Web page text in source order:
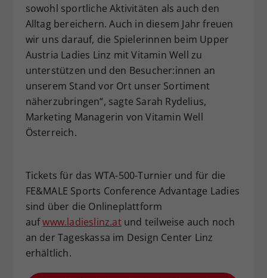
sowohl sportliche Aktivitäten als auch den
Alltag bereichern. Auch in diesem Jahr freuen
wir uns darauf, die Spielerinnen beim Upper
Austria Ladies Linz mit Vitamin Well zu
unterstützen und den Besucher:innen an
unserem Stand vor Ort unser Sortiment
näherzubringen“, sagte Sarah Rydelius,
Marketing Managerin von Vitamin Well
Österreich.
Tickets für das WTA-500-Turnier und für die
FE&MALE Sports Conference Advantage Ladies
sind über die Onlineplattform
aufwww.ladieslinz.atund teilweise auch noch
an der Tageskassa im Design Center Linz
erhältlich.